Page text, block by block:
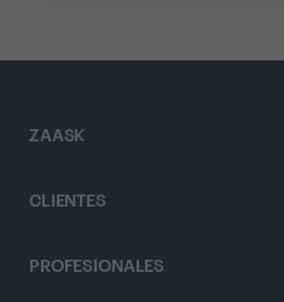
ZAASK
CLIENTES
PROFESIONALES